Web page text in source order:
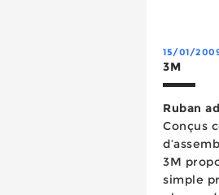
15/01/
3M
Ruban
Conçus
3M
simple